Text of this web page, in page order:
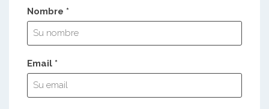
Nombre *
Email *